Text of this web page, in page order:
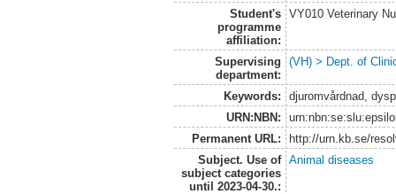
Student's
programme
affiliation:
VY010 Veterinary
Supervising
department:
(VH) > Dept. of
Keywords:
djuromvårdnad,
URN:NBN:
Permanent URL:
http://urn.kb.se/
Subject. Use of
subject categories
until 2023-04-30.:
Animal diseases